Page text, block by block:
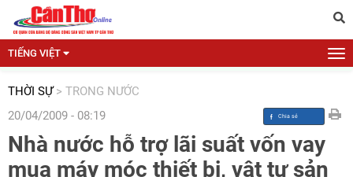
TIẾNG VIỆT
THỜI SỰ > TRONG NƯỚC
20/04/2009 - 08:19
Nhà nước hỗ trợ lãi suất vốn vay
mua máy móc thiết bị, vật tư sản